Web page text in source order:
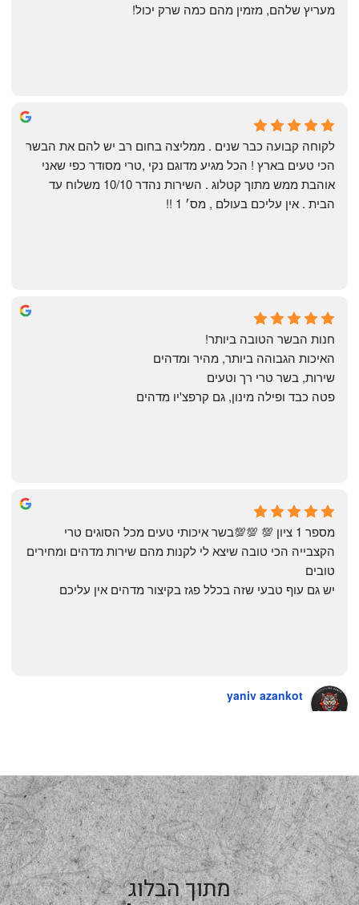
Shahaf Bendarker
6 months ago
מעריץ שלהם, מזמין מהם כמה שרק יכול!
Annael Annael
8 months ago
הבית . אין עליכם בעולם , מס׳ 1 !!
The Artechology
a year ago
חנות הבשר הטובה ביותר!
האיכות הגבוהה ביותר, מהיר ומדהים
שירות, בשר טרי רך וטעים
פטה כבד ופילה מינון, גם קרפצ'יו מדהים
yaniv azankot
טובים
יש גם עוף טבעי שזה בכלל פגז בקיצור מדהים אין עליכם
מתוך הבלוג